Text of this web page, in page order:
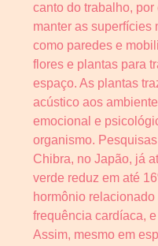
canto do trabalho,
manter as superfícies
como paredes e
flores e plantas para
espaço. As plantas
acústico aos
emocional e
organismo.
Chibra, no Japão, já
verde reduz em até
hormônio
frequência cardíaca,
Assim, mesmo em